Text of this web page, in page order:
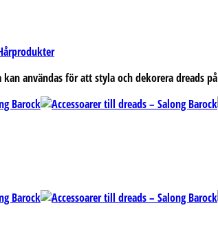
kan användas för att styla och dekorera dreads